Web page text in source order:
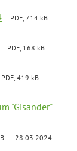
PDF, 714 kB
PDF, 168 kB
PDF, 419 kB
"Gisander"
28.03.2024